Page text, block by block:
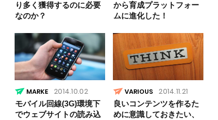
り多く獲得するのに必要
なのか？
から育成プラットフォー
ムに進化した！
2014.10.02
モバイル回線(3G)環境下
でウェブサイトの読み込
VARIOUS 2014.11.21
良いコンテンツを作るた
めに意識しておきたい、